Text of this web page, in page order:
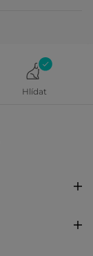
Hlídat